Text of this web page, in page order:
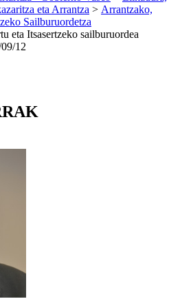
eta Arrantza > Arrantzako,
Sailburuordetza
eta Itsasertzeko sailburuordea
12